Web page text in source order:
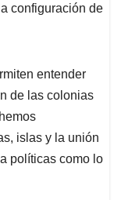
configuración de
entender
de las colonias
islas y la unión
políticas como lo